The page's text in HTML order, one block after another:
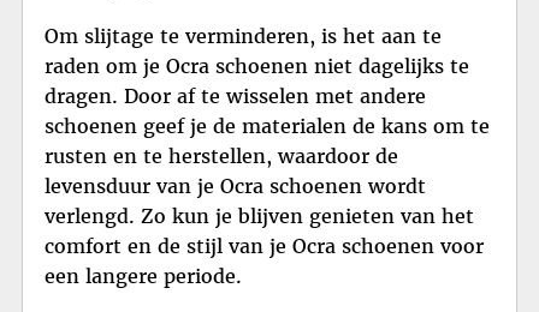
Om slijtage te verminderen, is het aan te
raden om je Ocra schoenen niet dagelijks te
dragen. Door af te wisselen met andere
schoenen geef je de materialen de kans om te
rusten en te herstellen, waardoor de
levensduur van je Ocra schoenen wordt
verlengd. Zo kun je blijven genieten van het
comfort en de stijl van je Ocra schoenen voor
een langere periode.